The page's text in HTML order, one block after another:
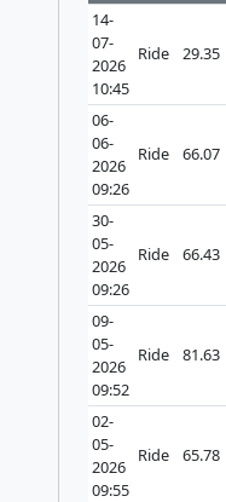
14-
07-
2026
10:45
Ride 29.35
06-
06-
2026
09:26
Ride 66.07
30-
05-
2026
09:26
Ride 66.43
09-
05-
2026
09:52
Ride 81.63
02-
05-
2026
09:55
Ride 65.78